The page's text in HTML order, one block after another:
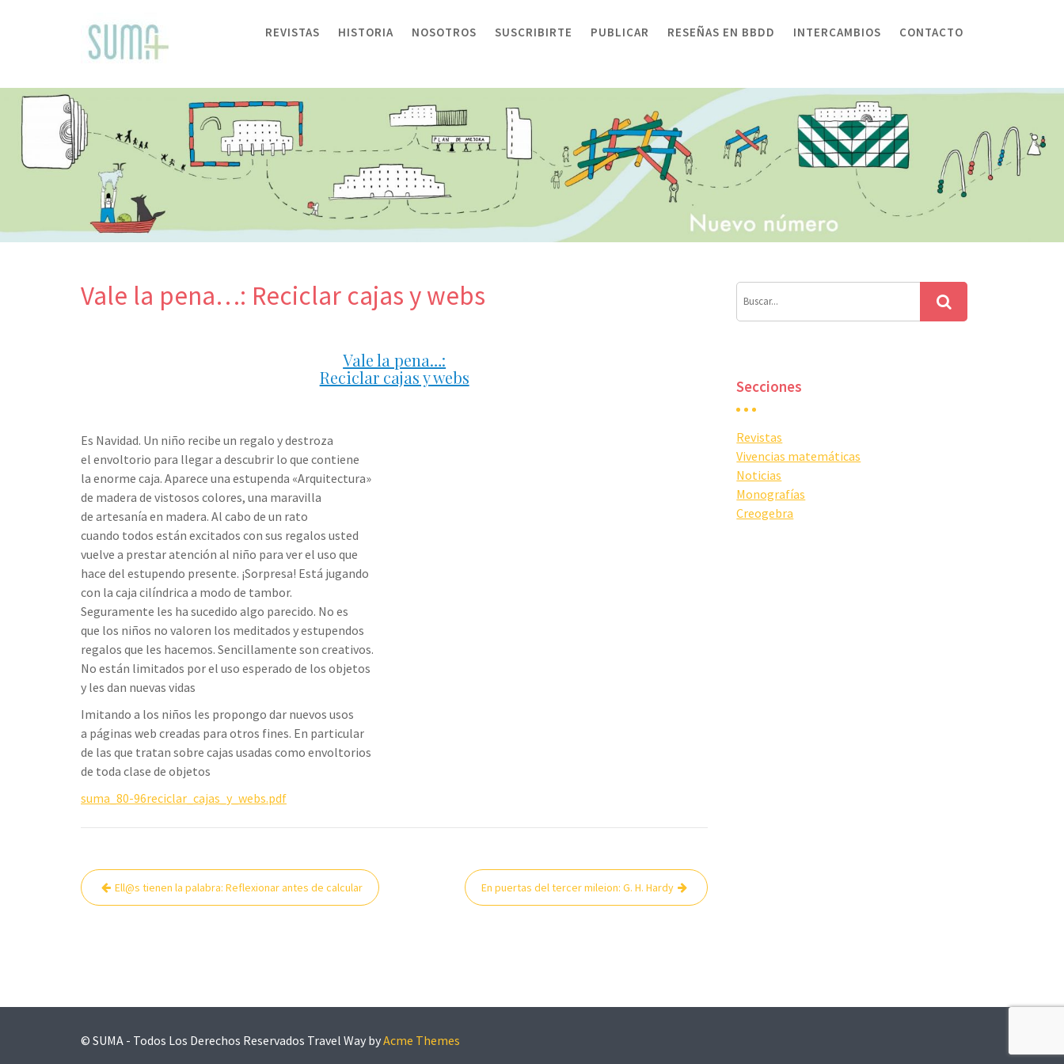
REVISTAS HISTORIA NOSOTROS SUSCRIBIRTE PUBLICAR RESEÑAS EN BBDD INTERCAMBIOS CONTACTO
Vale la pena…: Reciclar cajas y webs
Vale la pena…:
Reciclar cajas y webs
Es Navidad. Un niño recibe un regalo y destroza
el envoltorio para llegar a descubrir lo que contiene
la enorme caja. Aparece una estupenda «Arquitectura»
de madera de vistosos colores, una maravilla
de artesanía en madera. Al cabo de un rato
cuando todos están excitados con sus regalos usted
vuelve a prestar atención al niño para ver el uso que
hace del estupendo presente. ¡Sorpresa! Está jugando
con la caja cilíndrica a modo de tambor.
Seguramente les ha sucedido algo parecido. No es
que los niños no valoren los meditados y estupendos
regalos que les hacemos. Sencillamente son creativos.
No están limitados por el uso esperado de los objetos
y les dan nuevas vidas
Imitando a los niños les propongo dar nuevos usos
a páginas web creadas para otros fines. En particular
de las que tratan sobre cajas usadas como envoltorios
de toda clase de objetos
suma_80-96reciclar_cajas_y_webs.pdf
Navegación
de
Ell@s tienen la palabra: Reflexionar antes de calcular En puertas del tercer mileion: G. H. Hardy
Secciones
Revistas
Vivencias matemáticas
Noticias
Monografías
Creogebra
© SUMA - Todos Los Derechos Reservados Travel Way byAcme Themes